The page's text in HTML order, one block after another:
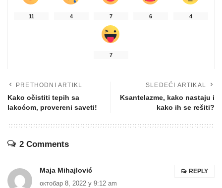
11 4 7 6 4
7
PRETHODNI ARTIKL
Kako očistiti tepih sa
lakoćom, provereni saveti!
SLEDEĆI ARTIKAL
Ksantelazme, kako nastaju i
kako ih se rešiti?
2 Comments
Maja Mihajlović
октобар 8, 2022 у 9:12 am
REPLY